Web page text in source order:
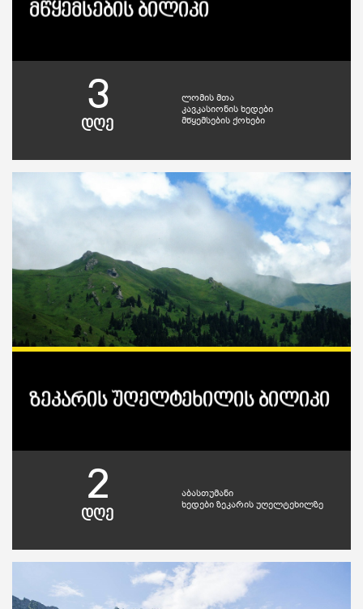
მწყემსების ბილიკი
3
დღე
ლომის მთა
კავკასიონის ხედები
მწყემსების ქოხები
ზეკარის უღელტეხილის ბილიკი
2
დღე
აბასთუმანი
ხედები ზეკარის უღელტეხილზე